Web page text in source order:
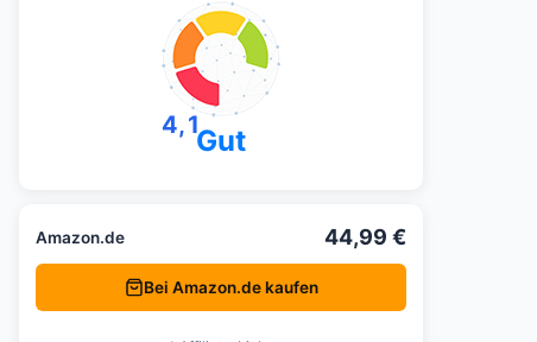
4,1Gut
Amazon.de 44,99 €
Bei Amazon.de kaufen